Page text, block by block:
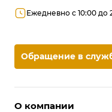
О компании
Ежедневно с 10:00 до
Обращение в